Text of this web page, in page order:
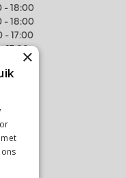
- 18:00
- 18:00
- 17:00
×